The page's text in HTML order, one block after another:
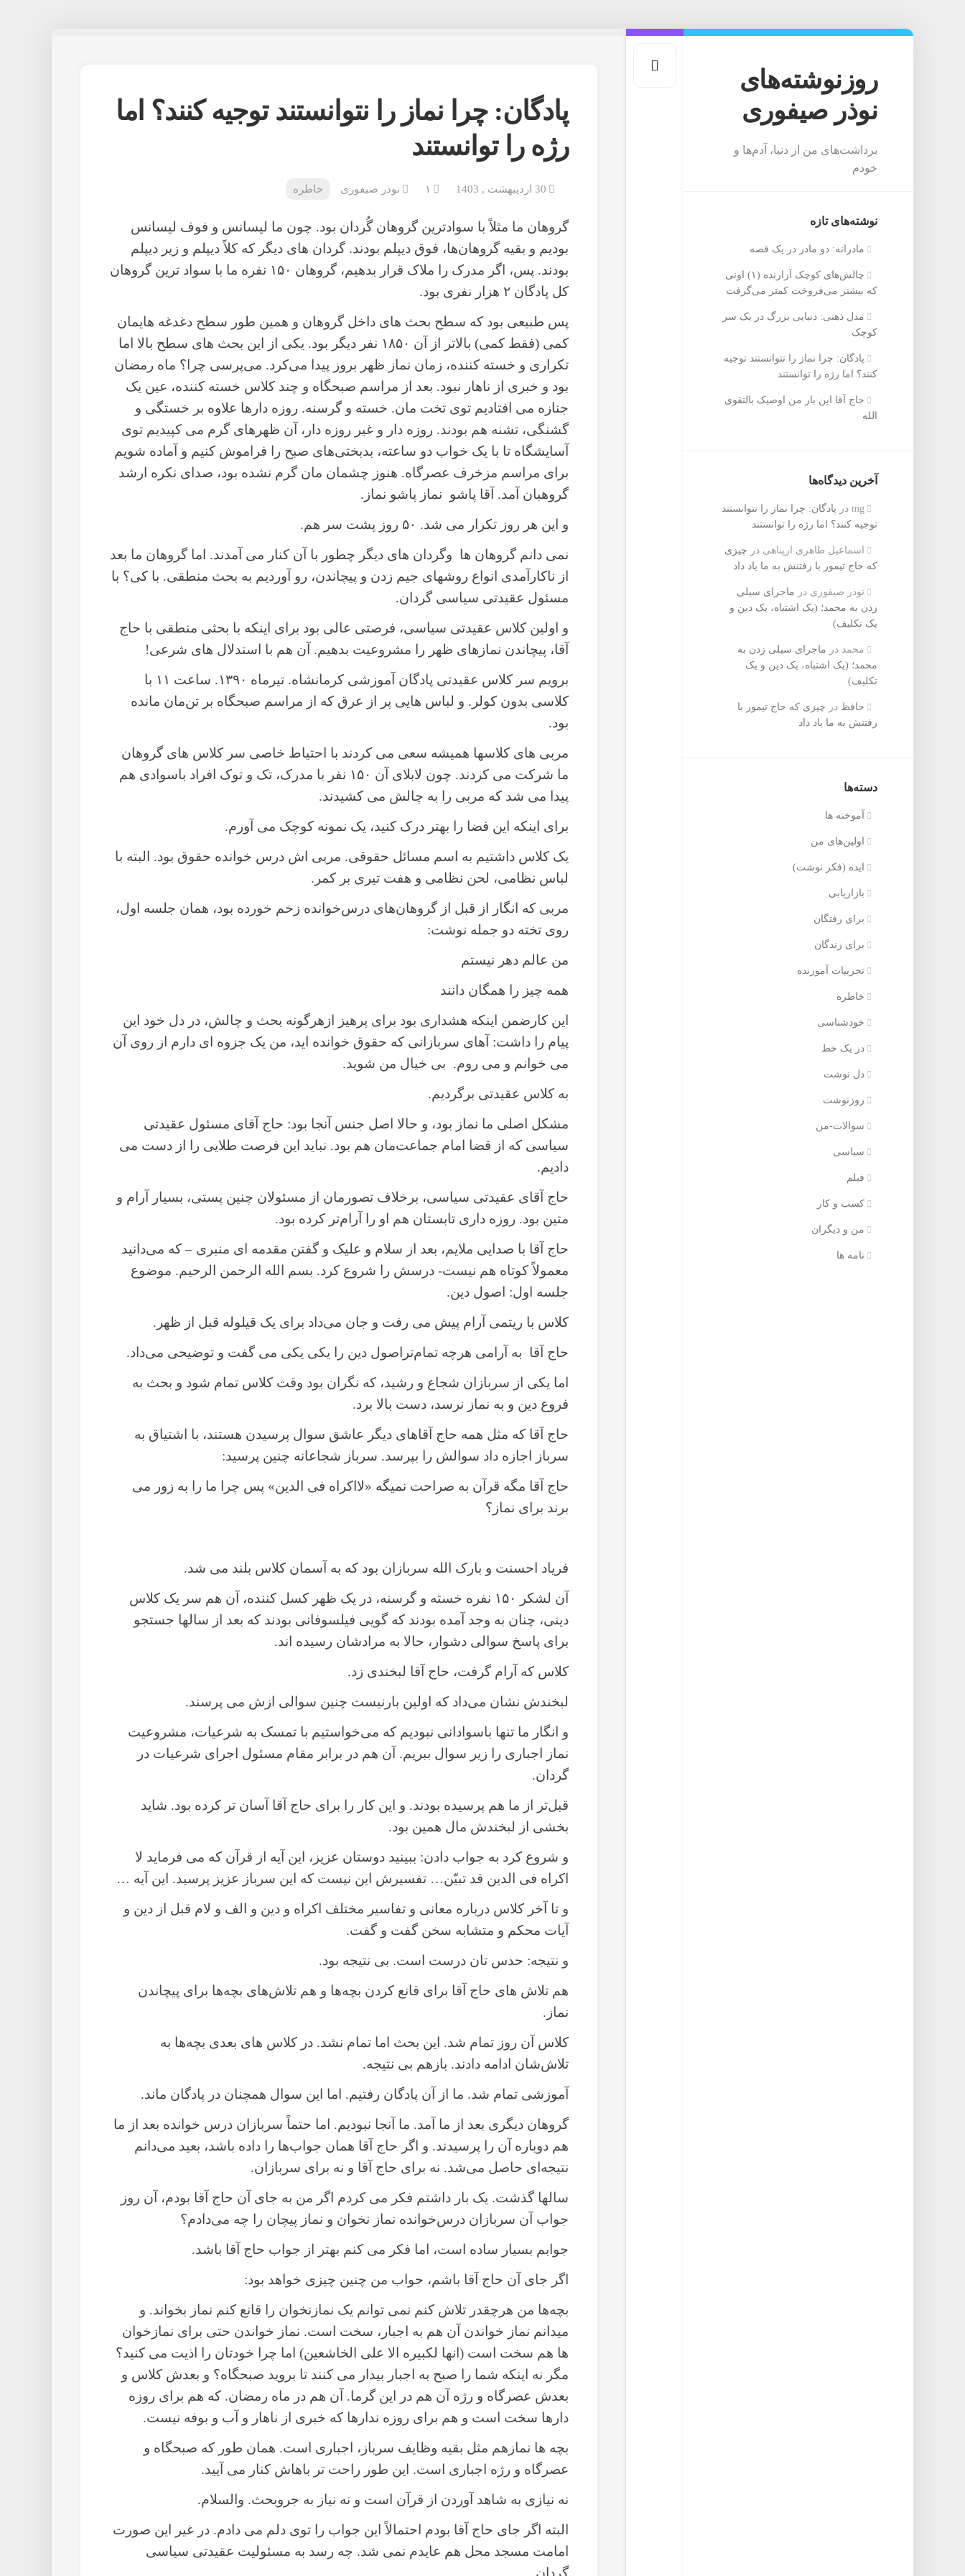
روزنوشته‌های
نوذر صیفوری
برداشت‌های من از دنیا، آدم‌ها و
خودم
نوشته‌های تازه
مادرانه: دو مادر در یک قصه
چالش‌های کوچک آزارنده (۱) اونی
که بیشتر می‌فروخت کمتر می‌گرفت
مدل ذهنی: دنیایی بزرگ در یک سر
کوچک
پادگان: چرا نماز را نتوانستند توجیه
کنند؟ اما رژه را توانستند
حاج آقا این بار من اوصیک بالتقوی
الله
آخرین دیدگاه‌ها
mg در پادگان: چرا نماز را نتوانستند
توجیه کنند؟ اما رژه را توانستند
اسماعیل طاهری ارپناهی در چیزی
که حاج تیمور با رفتنش به ما یاد داد
نوذر صیفوری در ماجرای سیلی
زدن به محمد؛ (یک اشتباه، یک دین و
یک تکلیف)
محمد در ماجرای سیلی زدن به
محمد؛ (یک اشتباه، یک دین و یک
تکلیف)
حافظ‌ در چیزی که حاج تیمور با
رفتنش به ما یاد داد
دسته‌ها
آموخته ها
اولین‌های من
ایده (فکر نوشت)
بازاریابی
برای رفتگان
برای زندگان
تجربیات آموزنده
خاطره
خودشناسی
در یک خط
دل نوشت
روزنوشت
سوالات-من
سیاسی
فیلم
کسب و کار
من و دیگران
نامه ها
پادگان: چرا نماز را نتوانستند توجیه کنند؟ اما
رژه را توانستند
30 اردیبهشت , 1403 ۱ نوذر صیفوری خاطره
گروهان ما مثلاً با سوادترین گروهان گُردان بود. چون ما لیسانس و فوف لیسانس
بودیم و بقیه گروها‌ن‌ها، فوق دیپلم بودند. گردان های دیگر که کلاً دیپلم و زیر دیپلم
بودند. پس، اگر مدرک را ملاک قرار بدهیم، گروهان ۱۵۰ نفره ما با سواد ترین گروهان
کل پادگان ۲ هزار نفری بود.
پس طبیعی بود که سطح بحث های داخل گروهان و همین طور سطح دغدغه هایمان
کمی (فقط کمی) بالاتر از آن ۱۸۵۰ نفر دیگر بود. یکی از این بحث های سطح بالا اما
تکراری و خسته کننده، زمان نماز ظهر بروز پیدا می‌کرد. می‌پرسی چرا؟ ماه رمضان
بود و خبری از ناهار نبود. بعد از مراسم صبحگاه و چند کلاس خسته کننده، عین یک
جنازه می افتادیم توی تخت مان. خسته و گرسنه. روزه دا‌رها علاوه بر خستگی و
گشنگی، تشنه هم بودند. روزه دار و غیر روزه دار، آن ظهرهای گرم می کپیدیم توی
آسایشگاه تا با یک خواب دو ساعته، بدبختی‌‌‌های صبح را فراموش کنیم و آماده شویم
برای مراسم مزخرف عصرگاه. هنوز چشمان مان گرم نشده بود، صدای نکره ارشد
گروهبان آمد. آقا پاشو نماز پاشو نماز.
و این هر روز تکرار می شد. ۵۰ روز پشت سر هم.
نمی دانم گروهان ها وگردان های دیگر چطور با آن کنار می آمدند. اما گروهان ما بعد
از ناکارآمدی انواع روشهای جیم زدن و پیچاندن‌، رو آوردیم به بحث منطقی. با کی؟ با
مسئول عقیدتی سیاسی گردان.
و اولین کلاس عقیدتی سیاسی، فرصتی عالی بود برای اینکه با بحثی منطقی با حاج
آقا، پیچاندن نمازهای ظهر را مشروعیت بدهیم. آن هم با استدلال های شرعی!
برویم سر کلاس عقیدتی پادگان آموزشی کرمانشاه. تیرماه ۱۳۹۰. ساعت ۱۱ با
کلاسی بدون کولر. و لباس هایی پر از عرق که از مراسم صبحگاه بر تن‌مان مانده
بود.
مربی های کلاسها همیشه سعی می کردند با احتیاط خاصی سر کلاس های گروهان
ما شرکت می کردند. چون لابلای آن ۱۵۰ نفر با مدرک، تک و توک افراد باسوادی هم
پیدا می شد که مربی را به چالش می کشیدند.
برای اینکه این فضا را بهتر درک کنید، یک نمونه کوچک می آورم.
یک کلاس داشتیم به اسم مسائل حقوقی. مربی اش درس خوانده حقوق بود. البته با
لباس نظامی، لحن نظامی و هفت تیری بر کمر.
مربی که انگار از قبل از گروهان‌های درس‌خوانده زخم خورده بود، همان جلسه اول،
روی تخته دو جمله نوشت:
من عالم دهر نیستم
همه چیز را همگان دانند
این کارضمن اینکه هشداری بود برای پرهیز ازهرگونه بحث و چالش، در دل خود این
پیام را داشت: آهای سربازانی که حقوق خوانده اید، من یک جزوه ای دارم از روی آن
می خوانم و می روم. بی خیال من شوید.
به کلاس عقیدتی برگردیم.
مشکل اصلی ما نماز بود، و حالا اصل جنس آنجا بود: حاج آقای مسئول عقیدتی
سیاسی که از قضا امام جماعت‌مان هم بود. نباید این فرصت طلایی را از دست می
دادیم.
حاج آقای عقیدتی سیاسی، برخلاف تصورمان از مسئولان چنین پستی، بسیار آرام و
متین بود. روزه داری تابستان هم او را آرام‌تر کرده بود.
حاج آقا با صدایی ملایم، بعد از سلام و علیک و گفتن مقدمه ای منبری – که می‌دانید
معمولاً کوتاه هم نیست- درسش را شروع کرد. بسم الله الرحمن الرحیم. موضوع
جلسه اول: اصول دین.
کلاس با ریتمی آرام پیش می رفت و جان می‌داد برای یک قیلوله قبل از ظهر.
حاج آقا به آرامی هرچه تمام‌تراصول دین را یکی یکی می گفت و توضیحی می‌داد.
اما یکی از سربازان شجاع و رشید، که نگران بود وقت کلاس تمام شود و بحث به
فروع دین و به نماز نرسد، دست بالا برد.
حاج آقا که مثل همه حاج آقاهای دیگر عاشق سوال پرسیدن هستند، با اشتیاق به
سرباز اجازه داد سوالش را بپرسد. سرباز شجاعانه چنین پرسید:
حاج آقا مگه قرآن به صراحت نمیگه «لااکراه فی الدین» پس چرا ما را به زور می
برند برای نماز؟
فریاد احسنت و بارک الله سربازان بود که به آسمان کلاس بلند می شد.
آن لشکر ۱۵۰ نفره خسته و گرسنه، در یک ظهر کسل کننده، آن هم سر یک کلاس
دینی، چنان به وجد آمده بودند که گویی فیلسوفانی بودند که بعد از سالها جستجو
برای پاسخ سوالی دشوار، حالا به مرادشان رسیده اند.
کلاس که آرام گرفت، حاج آقا لبخندی زد.
لبخندش نشان می‌داد که اولین بارنیست چنین سوالی ازش می پرسند.
و انگار ما تنها باسوادانی نبودیم که می‌خواستیم با تمسک به شرعیات، مشروعیت
نماز اجباری را زیر سوال ببریم. آن هم در برابر مقام مسئول اجرای شرعیات در
گردان.
قبل‌تر از ما هم پرسیده بودند. و این کار را برای حاج آقا آسان تر کرده بود. شاید
بخشی از لبخندش مال همین بود.
و شروع کرد به جواب دادن: ببینید دوستان عزیز، این آیه از قرآن که می فرماید لا
اکراه فی الدین قد تبیّن… تفسیرش این نیست که این سرباز عزیز پرسید. این آیه …
و تا آخر کلاس درباره معانی و تفاسیر مختلف اکراه و دین و الف و لام قبل از دین و
آیات محکم و متشابه سخن گفت و گفت.
و نتیجه: حدس تان درست است. بی نتیجه بود.
هم تلاش های حاج آقا برای قانع کردن بچه‌ها و هم تلاش‌های بچه‌ها برای پیچاندن
نماز.
کلاس آن روز تمام شد. این بحث اما تمام نشد. در کلاس های بعدی بچه‌ها به
تلاش‌شان ادامه دادند. بازهم بی نتیجه.
آموزشی تمام شد. ما از آن پادگان رفتیم. اما این سوال همچنان در پادگان ماند.
گروهان دیگری بعد از ما آمد. ما آنجا نبودیم. اما حتماً سربازان درس خوانده بعد از ما
هم دوباره آن را پرسیدند. و اگر حاج آقا همان جواب‌ها را داده باشد، بعید می‌دانم
نتیجه‌ای حاصل می‌شد. نه برای حاج آقا و نه برای سربازان.
سالها گذشت. یک بار داشتم فکر می کردم اگر من به جای آن حاج آقا بودم، آن روز
جواب آن سربازان درس‌خوانده نماز نخوان و نماز پیچان را چه می‌دادم؟
جوابم بسیار ساده است، اما فکر می کنم بهتر از جواب حاج آقا باشد.
اگر جای آن حاج آقا باشم، جواب من چنین چیزی خواهد بود:
بچه‌ها من هرچقدر تلاش کنم نمی توانم یک نمازنخوان را قانع کنم نماز بخواند. و
میدانم نماز خواندن آن هم به اجبار، سخت است. نماز خواندن حتی برای نمازخوان
ها هم سخت است (انها لکبیره الا علی الخاشعین) اما چرا خودتان را اذیت می کنید؟
مگر نه اینکه شما را صبح به اجبار بیدار می کنند تا بروید صبحگاه؟ و بعدش کلاس و
بعدش عصرگاه و رژه آن هم در این گرما. آن هم در ماه رمضان. که هم برای روزه
دارها سخت است و هم برای روزه ندارها که خبری از ناهار و آب و بوفه نیست.
بچه ها نمازهم مثل بقیه وظایف سرباز، اجباری است. همان طور که صبحگاه و
عصرگاه و رژه اجباری است. این طور راحت تر باهاش کنار می آیید.
نه نیازی به شاهد آوردن از قرآن است و نه نیاز به جروبحث. والسلام.
البته اگر جای حاج آقا بودم احتمالاً این جواب را توی دلم می دادم. در غیر این صورت
امامت مسجد محل هم عایدم نمی شد. چه رسد به مسئولیت عقیدتی سیاسی
گردان.